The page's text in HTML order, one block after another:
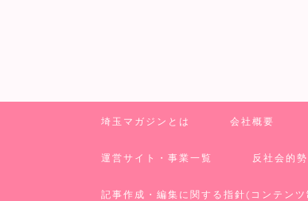
埼玉マガジンとは 会社概要
運営サイト・事業一覧 反社会的
記事作成・編集に関する指針(コンテン